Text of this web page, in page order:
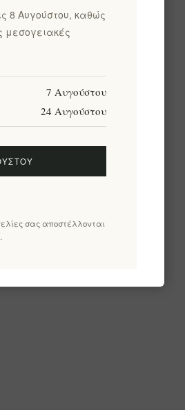
8 Αυγούστου, καθώς
μεσογειακές
7 Αυγούστου
24 Αυγούστου
σας αποστέλλονται